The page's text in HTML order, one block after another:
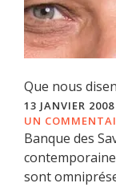
Que nous
13 JANVIER 2008
UN
Banque des
sont